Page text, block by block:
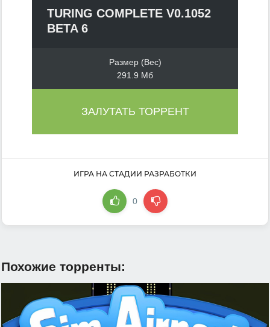
TURING COMPLETE V0.1052
BETA 6
Размер (Вес)
291.9 Мб
ЗАЛУТАТЬ ТОРРЕНТ
ИГРА НА СТАДИИ РАЗРАБОТКИ
0
Похожие торренты: